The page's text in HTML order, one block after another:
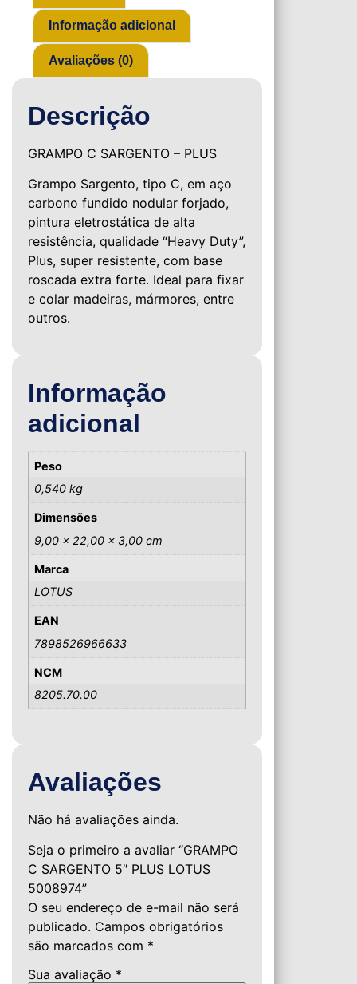
Informação adicional
Avaliações (0)
Descrição
GRAMPO C SARGENTO – PLUS
Grampo Sargento, tipo C, em aço
carbono fundido nodular forjado,
pintura eletrostática de alta
resistência, qualidade “Heavy Duty”,
Plus, super resistente, com base
roscada extra forte. Ideal para fixar
e colar madeiras, mármores, entre
outros.
Informação
adicional
Peso
0,540 kg
Dimensões
9,00 × 22,00 × 3,00 cm
Marca
LOTUS
EAN
7898526966633
NCM
8205.70.00
Avaliações
Não há avaliações ainda.
Seja o primeiro a avaliar “GRAMPO
C SARGENTO 5″ PLUS LOTUS
5008974”
O seu endereço de e-mail não será
publicado. Campos obrigatórios
são marcados com *
Sua avaliação *